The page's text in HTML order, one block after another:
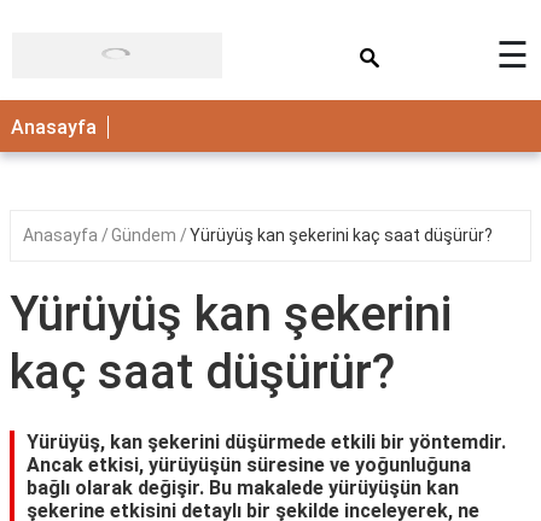
ANASAYFA
☰
Anasayfa
Anasayfa Gündem Yürüyüş kan şekerini kaç saat düşürür?
Yürüyüş kan şekerini
kaç saat düşürür?
Yürüyüş, kan şekerini düşürmede etkili bir yöntemdir.
Ancak etkisi, yürüyüşün süresine ve yoğunluğuna
bağlı olarak değişir. Bu makalede yürüyüşün kan
şekerine etkisini detaylı bir şekilde inceleyerek, ne